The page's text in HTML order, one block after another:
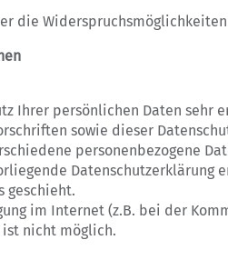
die
Ihrer persönlichen Daten sehr
sowie dieser
personenbezogene
Datenschutzerklärung
geschieht.
im Internet (z.B. bei der
nicht möglich.